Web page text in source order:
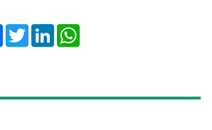
Facebook
TwitterLinkedIn